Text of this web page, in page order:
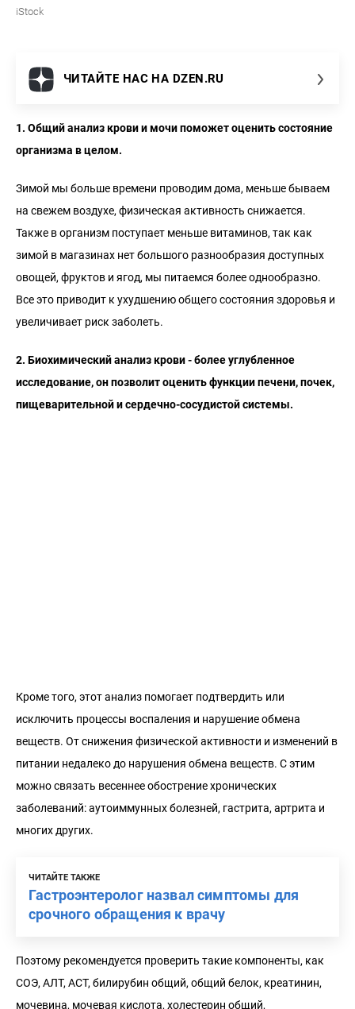
iStock
ЧИТАЙТЕ НАС НА DZEN.RU
1. Общий анализ крови и мочи поможет оценить состояние
организма в целом.
Зимой мы больше времени проводим дома, меньше бываем
на свежем воздухе, физическая активность снижается.
Также в организм поступает меньше витаминов, так как
зимой в магазинах нет большого разнообразия доступных
овощей, фруктов и ягод, мы питаемся более однообразно.
Все это приводит к ухудшению общего состояния здоровья и
увеличивает риск заболеть.
2. Биохимический анализ крови - более углубленное
исследование, он позволит оценить функции печени, почек,
пищеварительной и сердечно-сосудистой системы.
Кроме того, этот анализ помогает подтвердить или
исключить процессы воспаления и нарушение обмена
веществ. От снижения физической активности и изменений в
питании недалеко до нарушения обмена веществ. С этим
можно связать весеннее обострение хронических
заболеваний: аутоиммунных болезней, гастрита, артрита и
многих других.
ЧИТАЙТЕ ТАКЖЕ
Гастроэнтеролог назвал симптомы для
срочного обращения к врачу
Поэтому рекомендуется проверить такие компоненты, как
СОЭ, АЛТ, АСТ, билирубин общий, общий белок, креатинин,
мочевина, мочевая кислота, холестерин общий,